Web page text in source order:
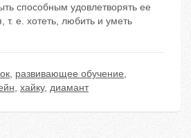
способным удовлетворять ее
т. е. хотеть, любить и уметь
, развивающее обучение,
, хайку, диамант